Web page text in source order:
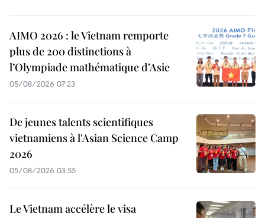
AIMO 2026 : le Vietnam remporte
plus de 200 distinctions à
l’Olympiade mathématique d’Asie
05/08/2026 07:23
De jeunes talents scientifiques
vietnamiens à l'Asian Science Camp
2026
05/08/2026 03:55
Le Vietnam accélère le visa